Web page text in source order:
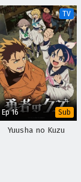
TV
Ep 16 Sub
Yuusha no Kuzu